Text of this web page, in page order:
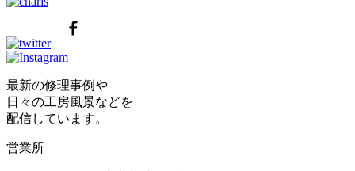
最新の修理事例や
日々の工房風景などを
配信しています。
営業所